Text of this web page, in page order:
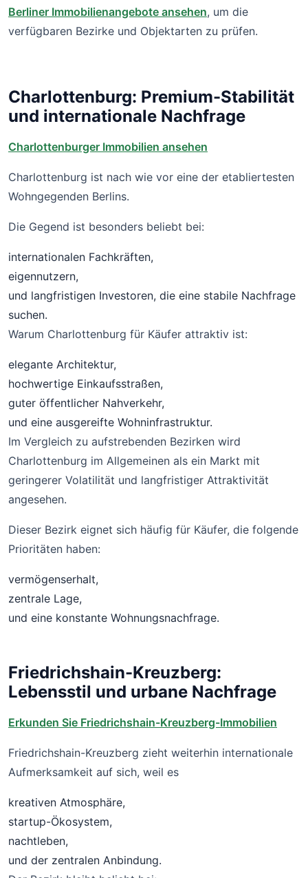
Berliner Immobilienangebote ansehen, um die
verfügbaren Bezirke und Objektarten zu prüfen.
Charlottenburg: Premium-Stabilität
und internationale Nachfrage
Charlottenburger Immobilien ansehen
Charlottenburg ist nach wie vor eine der etabliertesten
Wohngegenden Berlins.
Die Gegend ist besonders beliebt bei:
internationalen Fachkräften,
eigennutzern,
und langfristigen Investoren, die eine stabile Nachfrage
suchen.
Warum Charlottenburg für Käufer attraktiv ist:
elegante Architektur,
hochwertige Einkaufsstraßen,
guter öffentlicher Nahverkehr,
und eine ausgereifte Wohninfrastruktur.
Im Vergleich zu aufstrebenden Bezirken wird
Charlottenburg im Allgemeinen als ein Markt mit
geringerer Volatilität und langfristiger Attraktivität
angesehen.
Dieser Bezirk eignet sich häufig für Käufer, die folgende
Prioritäten haben:
vermögenserhalt,
zentrale Lage,
und eine konstante Wohnungsnachfrage.
Friedrichshain-Kreuzberg:
Lebensstil und urbane Nachfrage
Erkunden Sie Friedrichshain-Kreuzberg-Immobilien
Friedrichshain-Kreuzberg zieht weiterhin internationale
Aufmerksamkeit auf sich, weil es
kreativen Atmosphäre,
startup-Ökosystem,
nachtleben,
und der zentralen Anbindung.